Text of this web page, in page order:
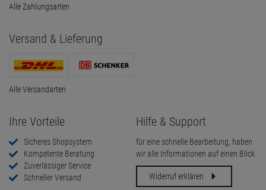
Alle Zahlungsarten
Versand & Lieferung
Alle Versandarten
Ihre Vorteile
Sicheres Shopsystem
Kompetente Beratung
Zuverlässiger Service
Schneller Versand
Hilfe & Support
für eine schnelle Bearbeitung, haben
wir alle Informationen auf einen Blick
Widerruf erklären